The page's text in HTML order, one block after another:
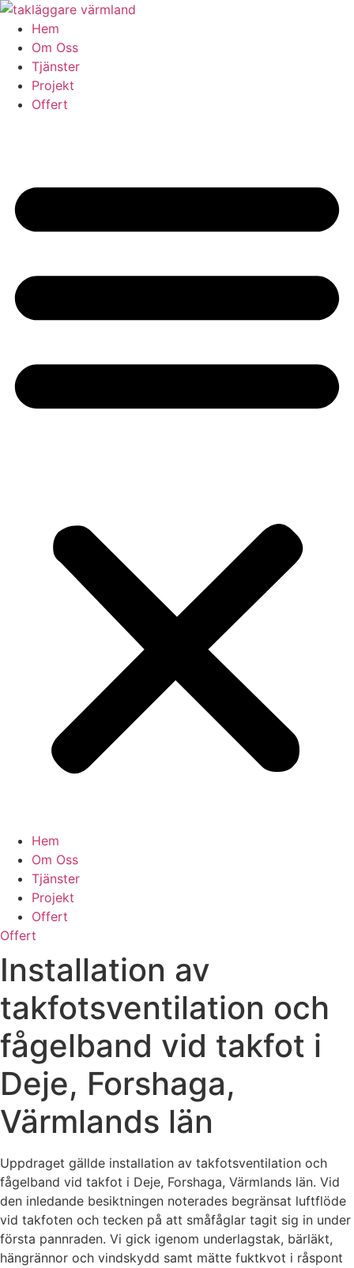
Skip
content
Hem
Om Oss
Tjänster
Projekt
Offert
Hem
Om Oss
Tjänster
Projekt
Offert
Offert
Installation av
takfotsventilation och
fågelband vid takfot i
Deje, Forshaga,
Värmlands län
Uppdraget gällde installation av takfotsventilation och
fågelband vid takfot i Deje, Forshaga, Värmlands län. Vid
den inledande besiktningen noterades begränsat luftflöde
vid takfoten och tecken på att småfåglar tagit sig in under
första pannraden. Vi gick igenom underlagstak, bärläkt,
hängrännor och vindskydd samt mätte fuktkvot i råspont